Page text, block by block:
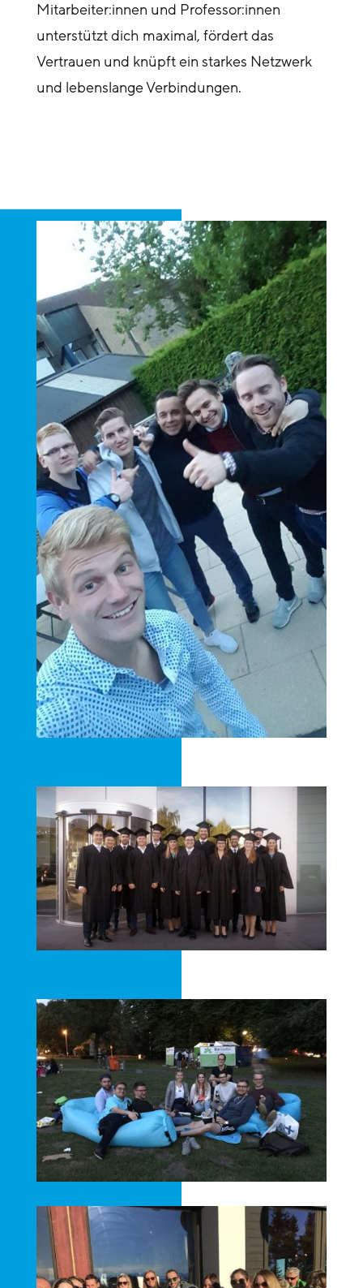
Mitarbeiter:innen und Professor:innen
unterstützt dich maximal, fördert das
Vertrauen und knüpft ein starkes Netzwerk
und lebenslange Verbindungen.